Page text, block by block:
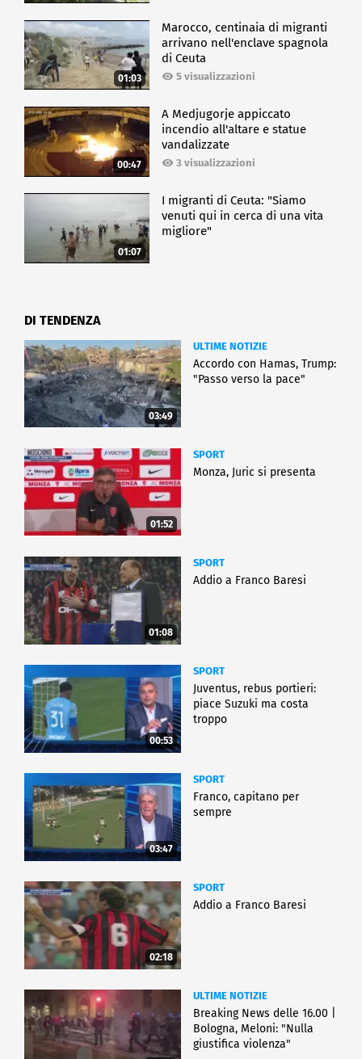
01:03
Marocco, centinaia di migranti
arrivano nell'enclave spagnola
di Ceuta
5 visualizzazioni
00:47
A Medjugorje appiccato
incendio all'altare e statue
vandalizzate
3 visualizzazioni
01:07
I migranti di Ceuta: "Siamo
venuti qui in cerca di una vita
migliore"
DI TENDENZA
03:49
ULTIME NOTIZIE
Accordo con Hamas, Trump:
"Passo verso la pace"
01:52
SPORT
Monza, Juric si presenta
01:08
SPORT
Addio a Franco Baresi
00:53
SPORT
Juventus, rebus portieri:
piace Suzuki ma costa
troppo
03:47
SPORT
Franco, capitano per
sempre
02:18
SPORT
Addio a Franco Baresi
ULTIME NOTIZIE
Breaking News delle 16.00 |
Bologna, Meloni: "Nulla
giustifica violenza"